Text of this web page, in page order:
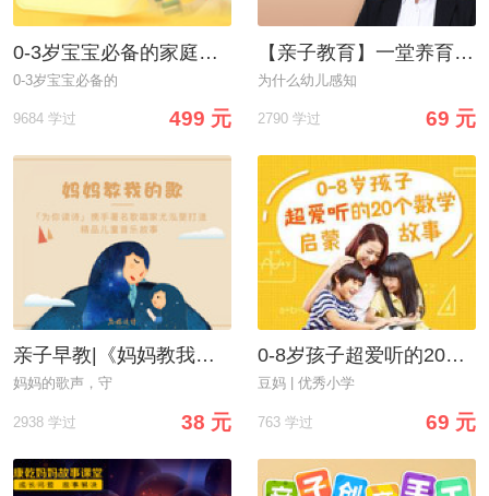
0-3岁宝宝必备的家庭早教启蒙课
0-3岁宝宝必备的
9684 学过 499 元
【亲子教育】一堂养育课：浓缩全部亲子早教精华
为什么幼儿感知
2790 学过 69 元
亲子早教|《妈妈教我的歌》
妈妈的歌声，守
2938 学过 38 元
0-8岁孩子超爱听的20个数学启蒙故事
豆妈 | 优秀小学
763 学过 69 元